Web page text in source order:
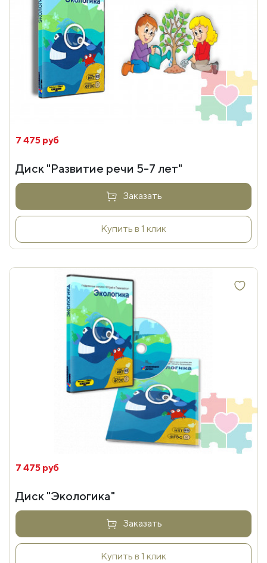
7 475 руб
Диск "Развитие речи 5-7 лет"
Заказать
Купить в 1 клик
7 475 руб
Диск "Экологика"
Заказать
Купить в 1 клик